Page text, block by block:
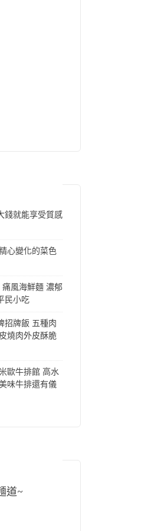
錢就能享受質感
心變化的菜色
風海鮮麵 濃郁
民小吃
招牌飯 五種肉
燒肉外皮酥脆
歐牛排館 高水
味牛排還有儀
道~